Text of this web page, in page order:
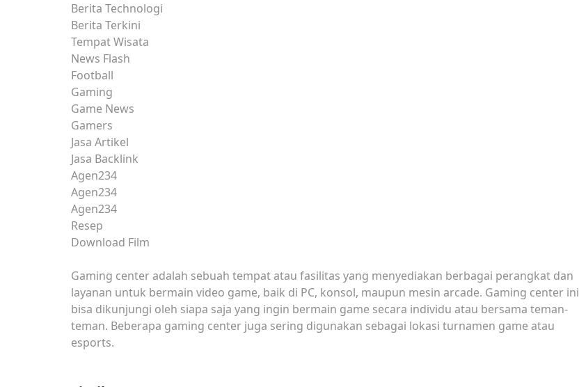
Berita Technologi
Berita Terkini
Tempat Wisata
News Flash
Football
Gaming
Game News
Gamers
Jasa Artikel
Jasa Backlink
Agen234
Agen234
Agen234
Resep
Download Film
Gaming center adalah sebuah tempat atau fasilitas yang menyediakan berbagai perangkat dan
layanan untuk bermain video game, baik di PC, konsol, maupun mesin arcade. Gaming center ini
bisa dikunjungi oleh siapa saja yang ingin bermain game secara individu atau bersama teman-
teman. Beberapa gaming center juga sering digunakan sebagai lokasi turnamen game atau
esports.